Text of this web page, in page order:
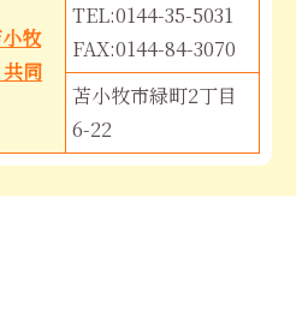
牧
共同
TEL:0144-35-5031
FAX:0144-84-3070
苫小牧市緑町2丁目
6-22